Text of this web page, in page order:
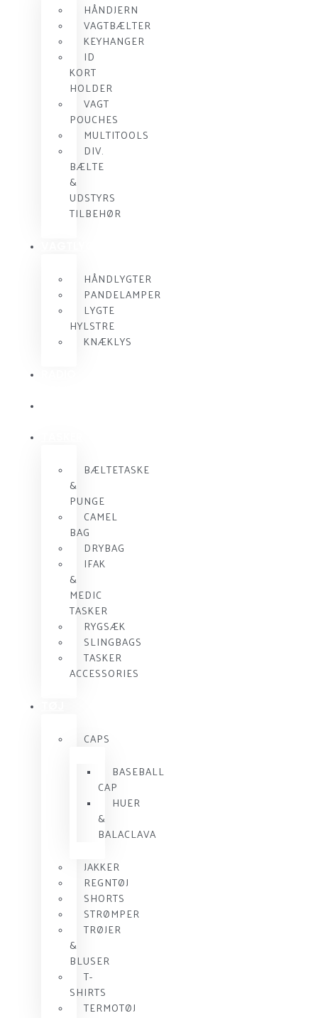
HÅNDJERN
VAGTBÆLTER
KEYHANGER
ID
KORT
HOLDER
VAGT
POUCHES
MULTITOOLS
DIV.
BÆLTE
&
UDSTYRS
TILBEHØR
HÅNDLYGTER
PANDELAMPER
LYGTE
HYLSTRE
KNÆKLYS
BÆLTETASKE
&
PUNGE
CAMEL
BAG
DRYBAG
IFAK
&
MEDIC
TASKER
RYGSÆK
SLINGBAGS
TASKER
ACCESSORIES
CAPS
BASEBALL
CAP
HUER
&
BALACLAVA
JAKKER
REGNTØJ
SHORTS
STRØMPER
TRØJER
&
BLUSER
T-
SHIRTS
TERMOTØJ